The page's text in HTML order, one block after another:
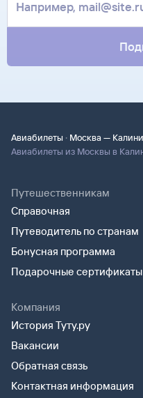
Авиабилеты · Москва —
Авиабилеты из Москвы в
Путешественникам
Справочная
Путеводитель по странам
Бонусная программа
Подарочные сертификаты
Компания
История Туту.ру
Вакансии
Обратная связь
Контактная информация